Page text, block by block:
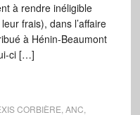
à rendre inéligible
frais), dans l’affaire
à Hénin-Beaumont
ci […]
CORBIÈRE ANC